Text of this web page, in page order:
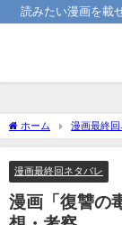
読みたい漫画を載
ホーム 漫画最終
感想・考察
漫画最終回ネタバレ
漫画「復讐の